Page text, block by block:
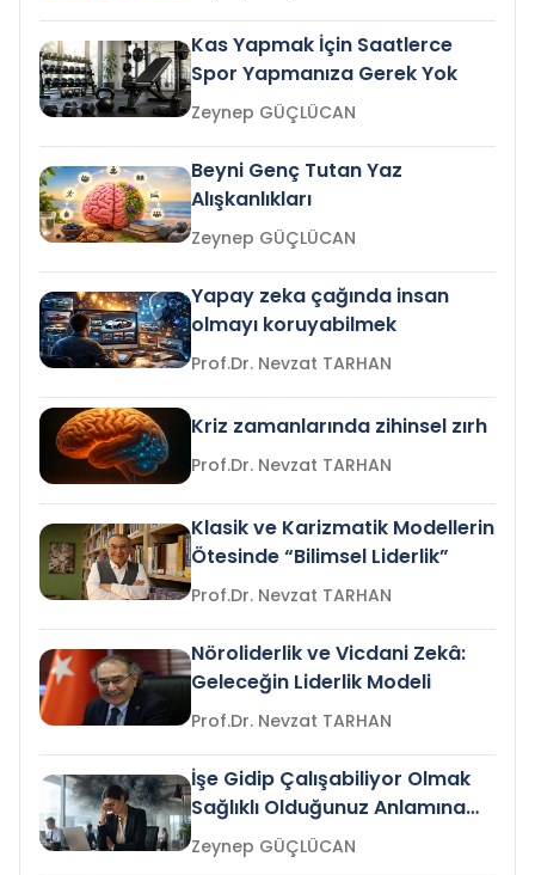
Kas Yapmak İçin Saatlerce
Spor Yapmanıza Gerek Yok
Zeynep GÜÇLÜCAN
Beyni Genç Tutan Yaz
Alışkanlıkları
Zeynep GÜÇLÜCAN
Yapay zeka çağında insan
olmayı koruyabilmek
Prof.Dr. Nevzat TARHAN
Kriz zamanlarında zihinsel zırh
Prof.Dr. Nevzat TARHAN
Klasik ve Karizmatik Modellerin
Ötesinde “Bilimsel Liderlik”
Prof.Dr. Nevzat TARHAN
Nöroliderlik ve Vicdani Zekâ:
Geleceğin Liderlik Modeli
Prof.Dr. Nevzat TARHAN
İşe Gidip Çalışabiliyor Olmak
Sağlıklı Olduğunuz Anlamına
Gelir mi?Zeynep GÜÇLÜCAN